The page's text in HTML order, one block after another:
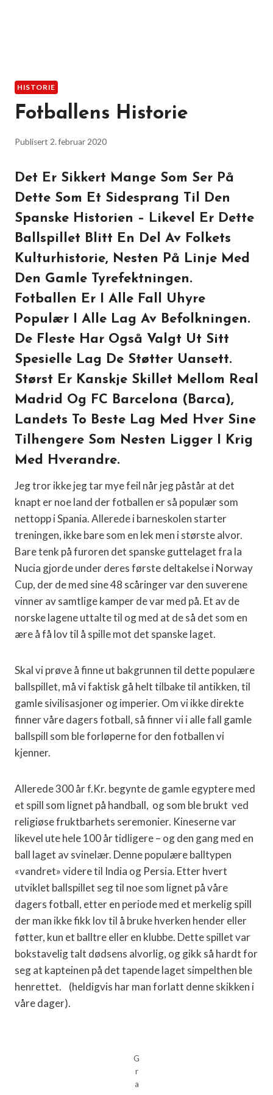
HISTORIE
Fotballens Historie
Publisert 2. februar 2020
Det Er Sikkert Mange Som Ser På
Dette Som Et Sidesprang Til Den
Spanske Historien – Likevel Er Dette
Ballspillet Blitt En Del Av Folkets
Kulturhistorie, Nesten På Linje Med
Den Gamle Tyrefektningen.
Fotballen Er I Alle Fall Uhyre
Populær I Alle Lag Av Befolkningen.
De Fleste Har Også Valgt Ut Sitt
Spesielle Lag De Støtter Uansett.
Størst Er Kanskje Skillet Mellom Real
Madrid Og FC Barcelona (Barca),
Landets To Beste Lag Med Hver Sine
Tilhengere Som Nesten Ligger I Krig
Med Hverandre.
Jeg tror ikke jeg tar mye feil når jeg påstår at det
knapt er noe land der fotballen er så populær som
nettopp i Spania. Allerede i barneskolen starter
treningen, ikke bare som en lek men i største alvor.
Bare tenk på furoren det spanske guttelaget fra la
Nucia gjorde under deres første deltakelse i Norway
Cup, der de med sine 48 scåringer var den suverene
vinner av samtlige kamper de var med på. Et av de
norske lagene uttalte til og med at de så det som en
ære å få lov til å spille mot det spanske laget.
Skal vi prøve å finne ut bakgrunnen til dette populære
ballspillet, må vi faktisk gå helt tilbake til antikken, til
gamle sivilisasjoner og imperier. Om vi ikke direkte
finner våre dagers fotball, så finner vi i alle fall gamle
ballspill som ble forløperne for den fotballen vi
kjenner.
Allerede 300 år f.Kr. begynte de gamle egyptere med
et spill som lignet på handball, og som ble brukt ved
religiøse fruktbarhets seremonier. Kineserne var
likevel ute hele 100 år tidligere – og den gang med en
ball laget av svinelær. Denne populære balltypen
«vandret» videre til India og Persia. Etter hvert
utviklet ballspillet seg til noe som lignet på våre
dagers fotball, etter en periode med et merkelig spill
der man ikke fikk lov til å bruke hverken hender eller
føtter, kun et balltre eller en klubbe. Dette spillet var
bokstavelig talt dødsens alvorlig, og gikk så hardt for
seg at kapteinen på det tapende laget simpelthen ble
henrettet. (heldigvis har man forlatt denne skikken i
våre dager).
G
r
a